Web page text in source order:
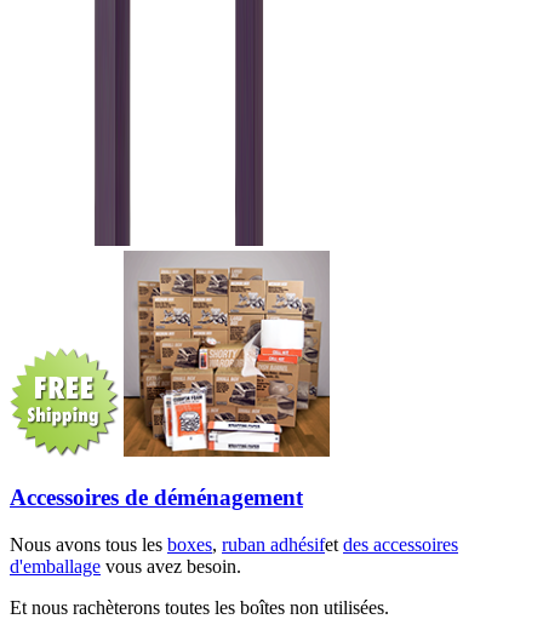
Accessoires de déménagement
Nous avons tous les boxes, ruban adhésifet des accessoires
d'emballage vous avez besoin.
Et nous rachèterons toutes les boîtes non utilisées.